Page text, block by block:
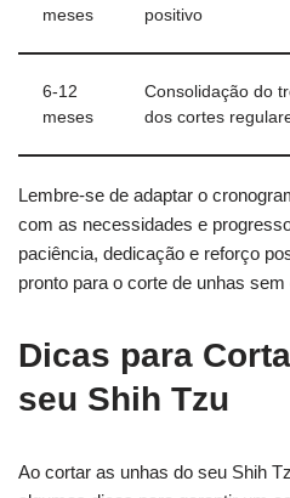
meses
positivo
6-12
meses
Consolidação do
dos cortes
Lembre-se de adaptar o
com as necessidades e
paciência, dedicação e reforço
pronto para o corte de unhas
Dicas para
seu Shih Tzu
Ao cortar as unhas do seu Shih